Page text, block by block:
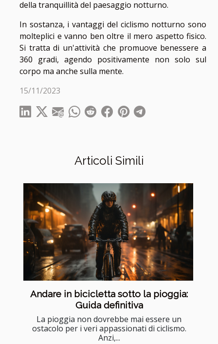
Articoli Simili
Andare in bicicletta sotto la pioggia:
Guida definitiva
La pioggia non dovrebbe mai essere un
ostacolo per i veri appassionati di ciclismo.
Anzi,...
della tranquillità del paesaggio notturno.
In sostanza, i vantaggi del ciclismo notturno sono
molteplici e vanno ben oltre il mero aspetto fisico.
Si tratta di un'attività che promuove benessere a
360 gradi, agendo positivamente non solo sul
corpo ma anche sulla mente.
15/11/2023